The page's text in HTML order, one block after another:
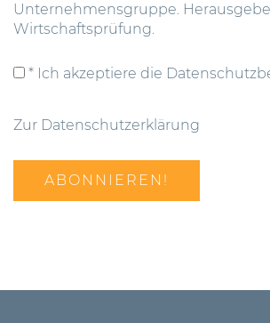
Unternehmensgruppe.
Wirtschaftsprüfung.
* Ich akzeptiere die
Zur Datenschutzerklärung